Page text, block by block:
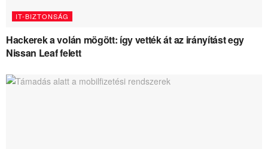
IT-BIZTONSÁG
Hackerek a volán mögött: így vették át az irányítást egy
Nissan Leaf felett